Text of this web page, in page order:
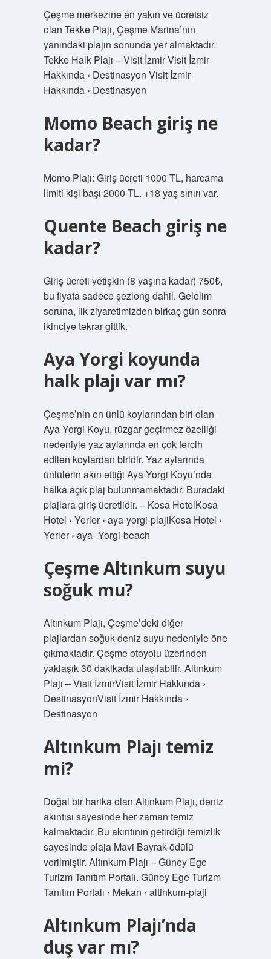
Çeşme merkezine en yakın ve ücretsiz
olan Tekke Plajı, Çeşme Marina’nın
yanındaki plajın sonunda yer almaktadır.
Tekke Halk Plajı – Visit İzmir Visit İzmir
Hakkında › Destinasyon Visit İzmir
Hakkında › Destinasyon
Momo Beach giriş ne
kadar?
Momo Plajı: Giriş ücreti 1000 TL, harcama
limiti kişi başı 2000 TL. +18 yaş sınırı var.
Quente Beach giriş ne
kadar?
Giriş ücreti yetişkin (8 yaşına kadar) 750₺,
bu fiyata sadece şezlong dahil. Gelelim
soruna, ilk ziyaretimizden birkaç gün sonra
ikinciye tekrar gittik.
Aya Yorgi koyunda
halk plajı var mı?
Çeşme’nin en ünlü koylarından biri olan
Aya Yorgi Koyu, rüzgar geçirmez özelliği
nedeniyle yaz aylarında en çok tercih
edilen koylardan biridir. Yaz aylarında
ünlülerin akın ettiği Aya Yorgi Koyu’nda
halka açık plaj bulunmamaktadır. Buradaki
plajlara giriş ücretlidir. – Kosa HotelKosa
Hotel › Yerler › aya-yorgi-plajiKosa Hotel ›
Yerler › aya- Yorgi-beach
Çeşme Altınkum suyu
soğuk mu?
Altınkum Plajı, Çeşme’deki diğer
plajlardan soğuk deniz suyu nedeniyle öne
çıkmaktadır. Çeşme otoyolu üzerinden
yaklaşık 30 dakikada ulaşılabilir. Altınkum
Plajı – Visit İzmirVisit İzmir Hakkında ›
DestinasyonVisit İzmir Hakkında ›
Destinasyon
Altınkum Plajı temiz
mi?
Doğal bir harika olan Altınkum Plajı, deniz
akıntısı sayesinde her zaman temiz
kalmaktadır. Bu akıntının getirdiği temizlik
sayesinde plaja Mavi Bayrak ödülü
verilmiştir. Altınkum Plajı – Güney Ege
Turizm Tanıtım Portalı. Güney Ege Turizm
Tanıtım Portalı › Mekan › altinkum-plaji
Altınkum Plajı’nda
duş var mı?